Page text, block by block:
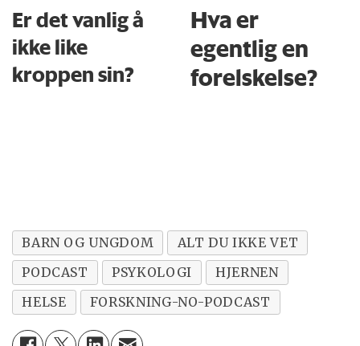
Er det vanlig å
ikke like
kroppen sin?
Hva er
egentlig en
forelskelse?
BARN OG UNGDOM
ALT DU IKKE VET
PODCAST
PSYKOLOGI
HJERNEN
HELSE
FORSKNING-NO-PODCAST